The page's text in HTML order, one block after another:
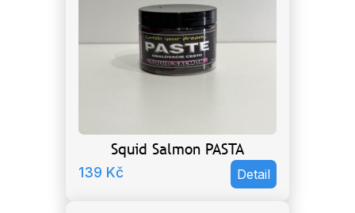
Squid Salmon PASTA
139 Kč Detail